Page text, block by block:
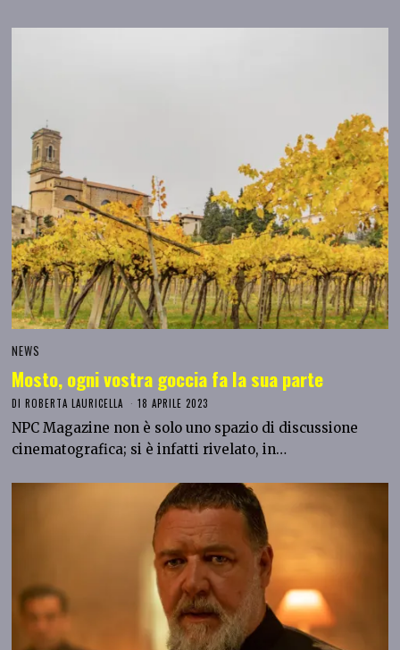
NEWS
Mosto, ogni vostra goccia fa la sua parte
DIROBERTA LAURICELLA 18 APRILE 2023
NPC Magazine non è solo uno spazio di discussione
cinematografica; si è infatti rivelato, in…